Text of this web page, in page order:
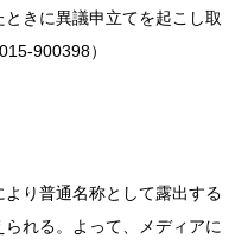
ときに異議申立てを起こし取
900398）
り普通名称として露出する
れる。よって、メディアに